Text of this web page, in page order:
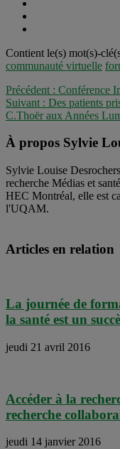
Contient le(s) mot(s)-
communauté virtuelle
Précédent : Conférence
Suivant : Des patients
C.Thoër aux Années
À propos Sylvie
Sylvie Louise
recherche Médias et
HEC Montréal, elle est
l'UQAM.
Articles en relation
La journée de
la santé est un
jeudi 21 avril 2016
Accéder à la
recherche
jeudi 14 janvier 2016